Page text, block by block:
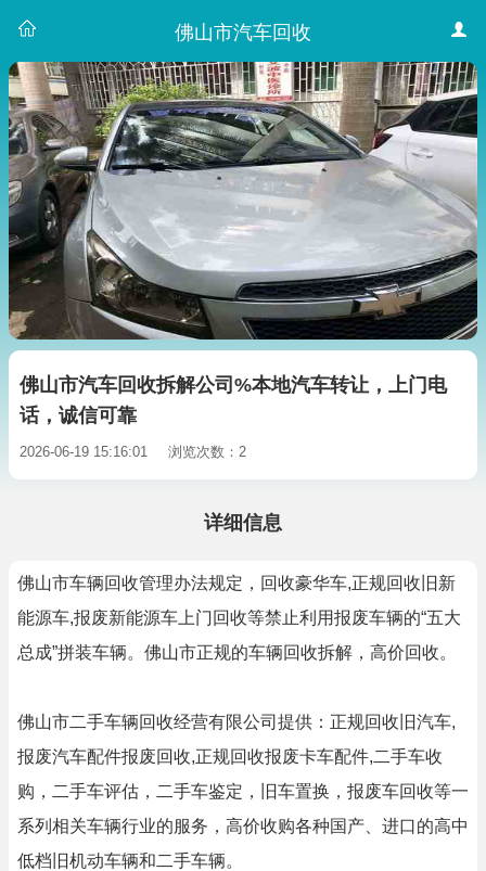
佛山市汽车回收
佛山市汽车回收拆解公司%本地汽车转让，上门电
话，诚信可靠
2026-06-19 15:16:01 浏览次数：2
详细信息
佛山市车辆回收管理办法规定，回收豪华车,正规回收旧新
能源车,报废新能源车上门回收等禁止利用报废车辆的“五大
总成”拼装车辆。佛山市正规的车辆回收拆解，高价回收。
佛山市二手车辆回收经营有限公司提供：正规回收旧汽车,
报废汽车配件报废回收,正规回收报废卡车配件,二手车收
购，二手车评估，二手车鉴定，旧车置换，报废车回收等一
系列相关车辆行业的服务，高价收购各种国产、进口的高中
低档旧机动车辆和二手车辆。